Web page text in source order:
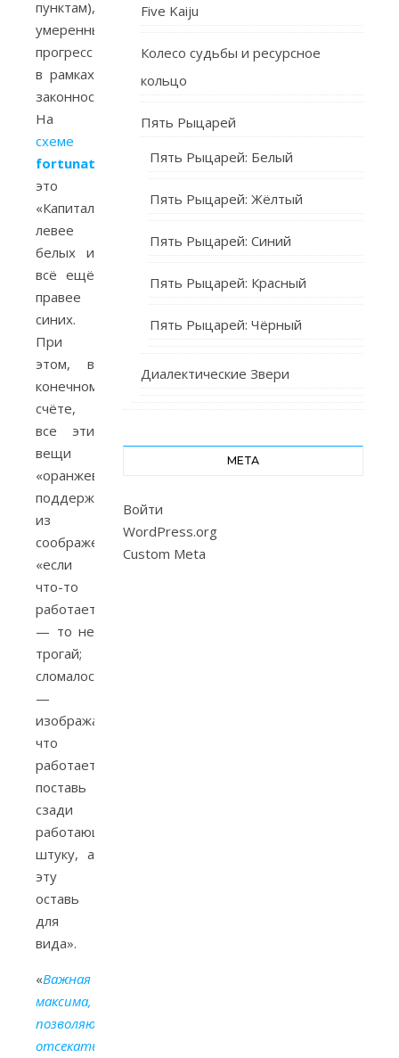
пунктам),
умеренный
прогресс
в рамках
законности.
На
схеме
fortunatus
это
«Капитализм»,
левее
белых и
всё ещё
правее
синих.
При
этом, в
конечном
счёте,
все эти
вещи
«оранжевые»
поддерживают
из
соображений
«если
что-то
работает,
— то не
трогай;
сломалось
—
изображай,
что
работает;
поставь
сзади
работающую
штуку, а
эту
оставь
для
вида».
«Важная
максима,
позволяющая
отсекать
Five Kaiju
Колесо судьбы и ресурсное
кольцо
Пять Рыцарей
Пять Рыцарей: Белый
Пять Рыцарей: Жёлтый
Пять Рыцарей: Синий
Пять Рыцарей: Красный
Пять Рыцарей: Чёрный
Диалектические Звери
МЕТА
Войти
WordPress.org
Custom Meta